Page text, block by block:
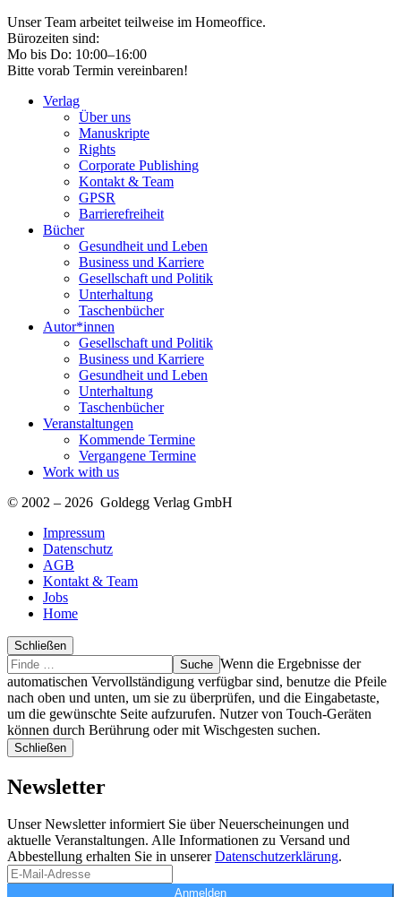
Unser Team arbeitet teilweise im Homeoffice.
Bürozeiten sind:
Mo bis Do: 10:00–16:00
Bitte vorab Termin vereinbaren!
Verlag
Über uns
Manuskripte
Rights
Corporate Publishing
Kontakt & Team
GPSR
Barrierefreiheit
Bücher
Gesundheit und Leben
Business und Karriere
Gesellschaft und Politik
Unterhaltung
Taschenbücher
Autor*innen
Gesellschaft und Politik
Business und Karriere
Gesundheit und Leben
Unterhaltung
Taschenbücher
Veranstaltungen
Kommende Termine
Vergangene Termine
Work with us
© 2002 – 2026 Goldegg Verlag GmbH
Impressum
Datenschutz
AGB
Kontakt & Team
Jobs
Home
Schließen
Suche
Finde
…
Wenn die Ergebnisse der
automatischen Vervollständigung verfügbar sind, benutze die Pfeile
nach oben und unten, um sie zu überprüfen, und die Eingabetaste,
um die gewünschte Seite aufzurufen. Nutzer von Touch-Geräten
können durch Berührung oder mit Wischgesten suchen.
Schließen
Newsletter
Unser Newsletter informiert Sie über Neuerscheinungen und
aktuelle Veranstaltungen. Alle Informationen zu Versand und
Abbestellung erhalten Sie in unsererDatenschutzerklärung.
Anmelden